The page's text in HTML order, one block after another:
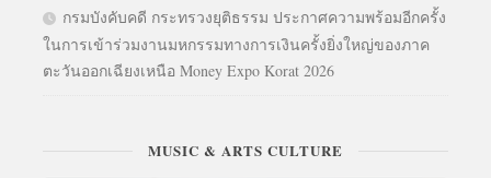
กรมบังคับคดี กระทรวงยุติธรรม ประกาศความพร้อมอีกครั้ง
ในการเข้าร่วมงานมหกรรมทางการเงินครั้งยิ่งใหญ่ของภาค
ตะวันออกเฉียงเหนือ Money Expo Korat 2026
MUSIC & ARTS CULTURE